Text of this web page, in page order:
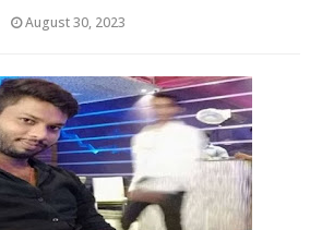
August 30, 2023